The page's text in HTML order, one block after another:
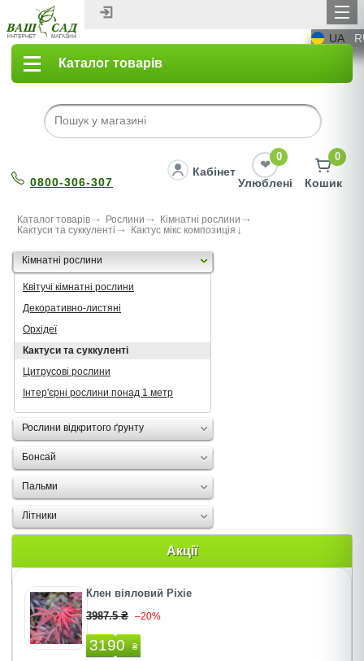
UA
Каталог товарів
0800-306-307
Кабінет
0
Улюблені
0
Кошик
Каталог товарів Рослини
Кімнатні рослини
Кактуси та суккуленті
Кактус мiкс композиція
Кімнатні рослини
Квітучі кімнатні рослини
Декоративно-листяні
Орхідеї
Кактуси та суккуленті
Цитрусові рослини
Інтер'єрні рослини понад 1 метр
Рослини відкритого ґрунту
Бонсай
Пальми
Літники
Акції
Клен віяловий Pixie
3987.5 ₴ –20%
3190 ₴